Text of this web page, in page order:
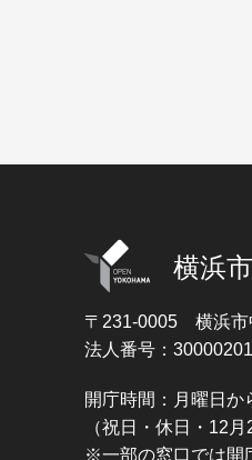
横浜
〒231-0005 横浜
法人番号：
開庁時間：月曜日
（祝日・休日・12
※一部の窓口では開